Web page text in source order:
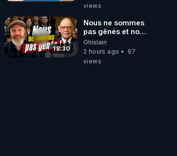
views
18:30
Nous ne sommes
pas gênés et nous
n’avons pas
besoin de nous
excuser ! #jw
Ghislain
2 hours ago
67
views